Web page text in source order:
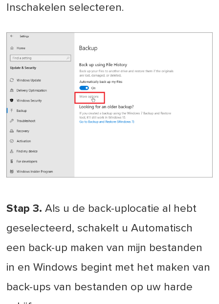
Inschakelen selecteren.
Stap 3.Als u de back-uplocatie al hebt
geselecteerd, schakelt u Automatisch
een back-up maken van mijn bestanden
in en Windows begint met het maken van
back-ups van bestanden op uw harde